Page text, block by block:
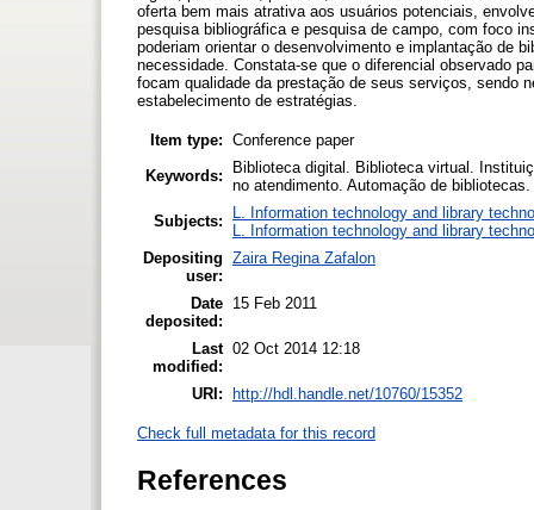
oferta bem mais atrativa aos usuários potenciais,
pesquisa bibliográfica e pesquisa de campo, com foco
poderiam orientar o desenvolvimento e implantação de
necessidade. Constata-se que o diferencial observado
focam qualidade da prestação de seus serviços, sendo
estabelecimento de estratégias.
Item type: Conference paper
Keywords:
Biblioteca digital. Biblioteca virtual.
no atendimento. Automação de
Subjects:
L. Information technology and library
L. Information technology and library
Depositing
user:
Zaira Regina Zafalon
Date
deposited:
15 Feb 2011
Last
modified:
02 Oct 2014 12:18
URI: http://hdl.handle.net/10760/15352
Check full metadata for this record
References